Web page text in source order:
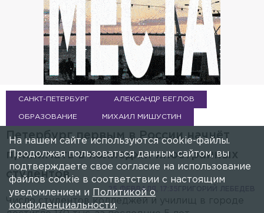
САНКТ-ПЕТЕРБУРГ АЛЕКСАНДР БЕГЛОВ
ОБРАЗОВАНИЕ МИХАИЛ МИШУСТИН
Петербург первым в России начнёт
принимать в колледжи иностранных
студентов
25 ФЕВРАЛЯ, 17:35
Число студентов колледжей и училищ в городе
На нашем сайте используются cookie-файлы.
Продолжая пользоваться данным сайтом, вы
подтверждаете свое согласие на использование
файлов cookie в соответствии с настоящим
уведомлением и
Политикой о
конфиденциальности.